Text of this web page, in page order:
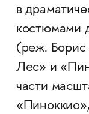
в
костюмами
(реж.
Лес» и
части